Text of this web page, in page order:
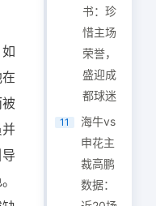
书：珍
惜主场
荣誉，
盛迎成
都球迷
11
海牛vs
申花主
裁高鹏
数据：